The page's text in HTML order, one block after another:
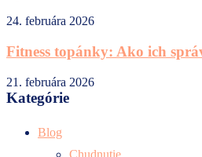
24. februára 2026
Fitness topánky: Ako ich
21. februára 2026
Kategórie
Blog
Chudnutie